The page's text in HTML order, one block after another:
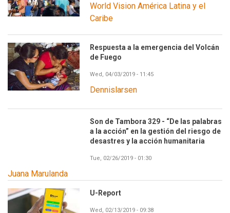
World Vision América Latina y el
Caribe
Respuesta a la emergencia del Volcán
de Fuego
Wed, 04/03/2019 - 11:45
Dennislarsen
Son de Tambora 329 - “De las palabras
a la acción” en la gestión del riesgo de
desastres y la acción humanitaria
Tue, 02/26/2019 - 01:30
Juana Marulanda
U-Report
Wed, 02/13/2019 - 09:38